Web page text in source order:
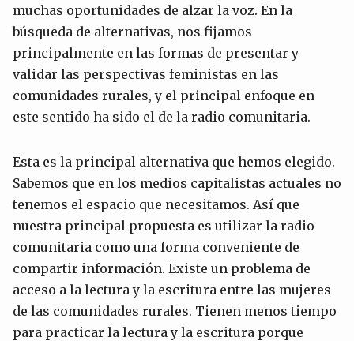
muchas oportunidades de alzar la voz. En la
búsqueda de alternativas, nos fijamos
principalmente en las formas de presentar y
validar las perspectivas feministas en las
comunidades rurales, y el principal enfoque en
este sentido ha sido el de la radio comunitaria.
Esta es la principal alternativa que hemos elegido.
Sabemos que en los medios capitalistas actuales no
tenemos el espacio que necesitamos. Así que
nuestra principal propuesta es utilizar la radio
comunitaria como una forma conveniente de
compartir información. Existe un problema de
acceso a la lectura y la escritura entre las mujeres
de las comunidades rurales. Tienen menos tiempo
para practicar la lectura y la escritura porque